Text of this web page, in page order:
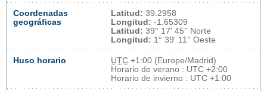
Coordenadas
geográficas
Latitud: 39.2958
Longitud: -1.65309
Latitud: 39° 17' 45'' Norte
Longitud: 1° 39' 11'' Oeste
Huso horario UTC +1:00 (Europe/Madrid)
Horario de verano : UTC +2:00
Horario de invierno : UTC +1:00